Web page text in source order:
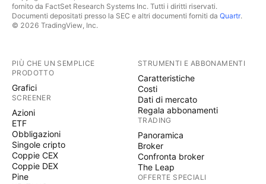
fornito da FactSet Research Systems Inc. Tutti i diritti riservati.
Documenti depositati presso la SEC e altri documenti forniti da Quartr.
© 2026 TradingView, Inc.
PIÙ CHE UN SEMPLICE
PRODOTTO
Grafici
SCREENER
Azioni
ETF
Obbligazioni
Singole cripto
Coppie CEX
Coppie DEX
Pine
STRUMENTI E ABBONAMENTI
Caratteristiche
Costi
Dati di mercato
Regala abbonamenti
TRADING
Panoramica
Broker
Confronta broker
The Leap
OFFERTE SPECIALI